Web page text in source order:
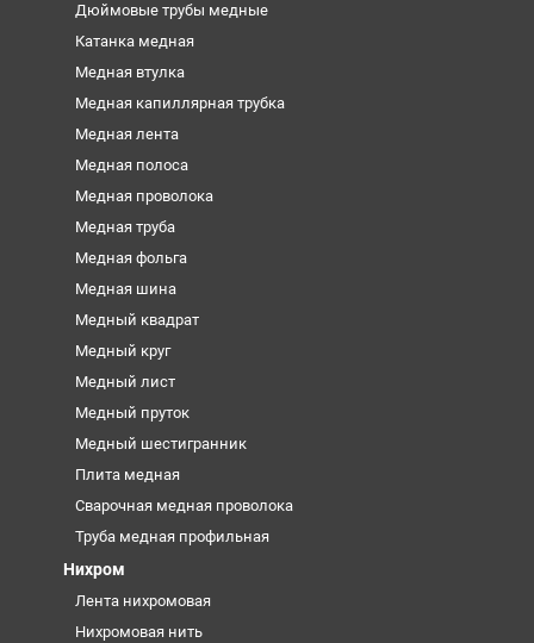
Дюймовые трубы медные
Катанка медная
Медная втулка
Медная капиллярная трубка
Медная лента
Медная полоса
Медная проволока
Медная труба
Медная фольга
Медная шина
Медный квадрат
Медный круг
Медный лист
Медный пруток
Медный шестигранник
Плита медная
Сварочная медная проволока
Труба медная профильная
Нихром
Лента нихромовая
Нихромовая нить